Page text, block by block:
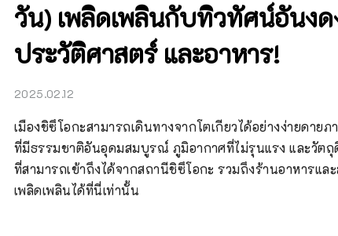
วัน) เพลิดเพลินกับทิวทัศน์อันง
ประวัติศาสตร์ และอาหาร!
2025.02.12
เมืองชิซึโอกะสามารถเดินทางจากโตเกียวได้อย่างง่ายดาย
ที่มีธรรมชาติอันอุดมสมบูรณ์ ภูมิอากาศที่ไม่รุนแรง และวัตถุดิ
ที่สามารถเข้าถึงได้จากสถานีชิซึโอกะ รวมถึงร้านอาหารแ
เพลิดเพลินได้ที่นี่เท่านั้น